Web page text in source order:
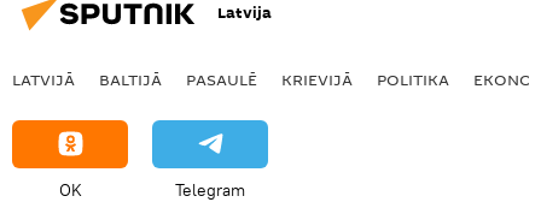
Latvija
LATVIJĀ BALTIJĀ PASAULĒ KRIEVIJĀ POLITIKA
OK Telegram